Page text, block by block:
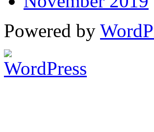
Powered by